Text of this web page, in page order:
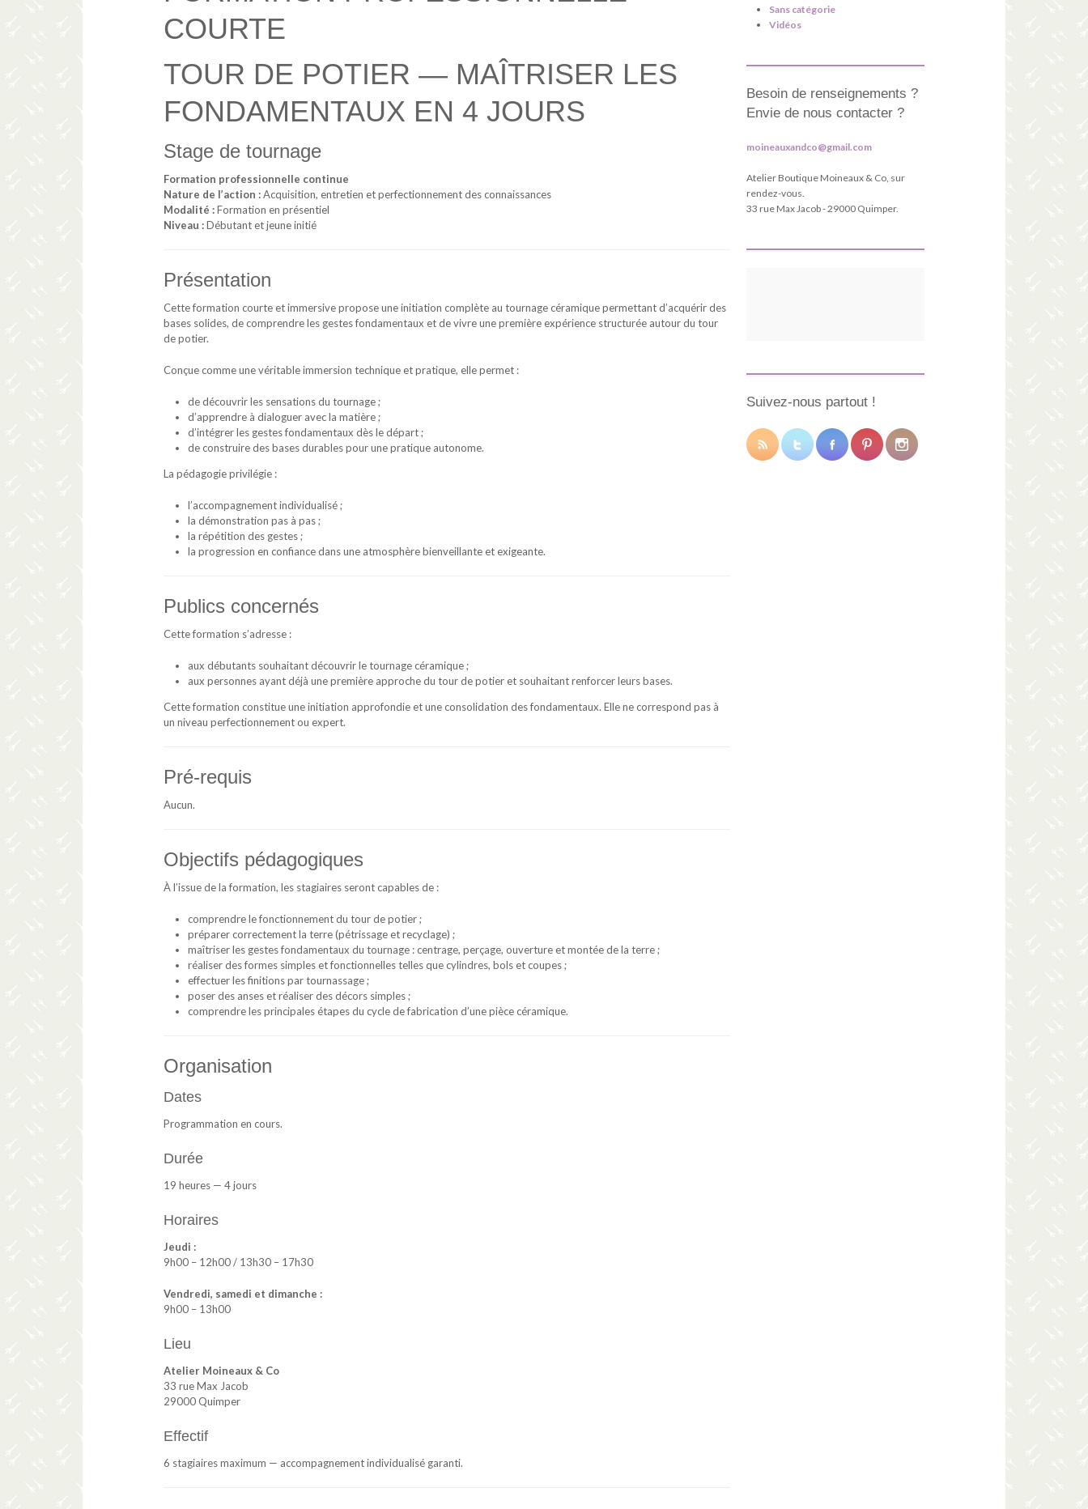
COURTE
TOUR DE POTIER — MAÎTRISER LES
FONDAMENTAUX EN 4 JOURS
Stage de tournage
Formation professionnelle continue
Nature de l’action :Acquisition, entretien et perfectionnement des connaissances
Modalité :Formation en présentiel
Niveau :Débutant et jeune initié
Présentation
Cette formation courte et immersive propose une initiation complète au tournage céramique permettant d’acquérir des
bases solides, de comprendre les gestes fondamentaux et de vivre une première expérience structurée autour du tour
de potier.
Conçue comme une véritable immersion technique et pratique, elle permet :
de découvrir les sensations du tournage ;
d’apprendre à dialoguer avec la matière ;
d’intégrer les gestes fondamentaux dès le départ ;
de construire des bases durables pour une pratique autonome.
La pédagogie privilégie :
l’accompagnement individualisé ;
la démonstration pas à pas ;
la répétition des gestes ;
la progression en confiance dans une atmosphère bienveillante et exigeante.
Publics concernés
Cette formation s’adresse :
aux débutants souhaitant découvrir le tournage céramique ;
aux personnes ayant déjà une première approche du tour de potier et souhaitant renforcer leurs bases.
Cette formation constitue une initiation approfondie et une consolidation des fondamentaux. Elle ne correspond pas à
un niveau perfectionnement ou expert.
Pré-requis
Aucun.
Objectifs pédagogiques
À l’issue de la formation, les stagiaires seront capables de :
comprendre le fonctionnement du tour de potier ;
préparer correctement la terre (pétrissage et recyclage) ;
maîtriser les gestes fondamentaux du tournage : centrage, perçage, ouverture et montée de la terre ;
réaliser des formes simples et fonctionnelles telles que cylindres, bols et coupes ;
effectuer les finitions par tournassage ;
poser des anses et réaliser des décors simples ;
comprendre les principales étapes du cycle de fabrication d’une pièce céramique.
Organisation
Dates
Programmation en cours.
Durée
19 heures — 4 jours
Horaires
Jeudi :
9h00 – 12h00 / 13h30 – 17h30
Vendredi, samedi et dimanche :
9h00 – 13h00
Lieu
Atelier Moineaux & Co
33 rue Max Jacob
29000 Quimper
Effectif
6 stagiaires maximum — accompagnement individualisé garanti.
Sans catégorie
Vidéos
Besoin de renseignements ?
Envie de nous contacter ?
moineauxandco@gmail.com
Atelier Boutique Moineaux & Co, sur
rendez-vous.
33 rue Max Jacob - 29000 Quimper.
Suivez-nous partout !